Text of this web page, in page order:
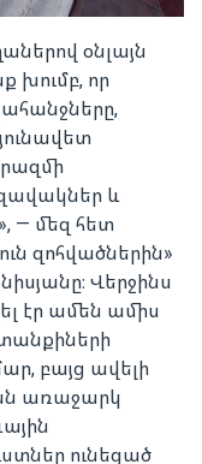
օնլայն
խումբ, որ
և
— մեզ հետ
զոհվածներին»
Վերջինս
էր ամեն ամիս
բայց ավելի
առաջարկ
ունեցած